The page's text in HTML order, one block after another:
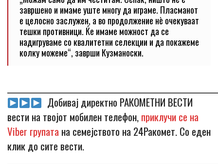
завршено и имаме уште многу да играме. Пласманот
е целосно заслужен, а во продолжение нè очекуваат
тешки противници. Ќе имаме можност да се
надигруваме со квалитетни селекции и да покажеме
колку можеме“, заврши Кузманоски.
Добивај директно РАКОМЕТНИ ВЕСТИ
вести на твојот мобилен телефон,приклучи се на
Viber групата на семејството на 24Ракомет. Со еден
клик до сите вести.